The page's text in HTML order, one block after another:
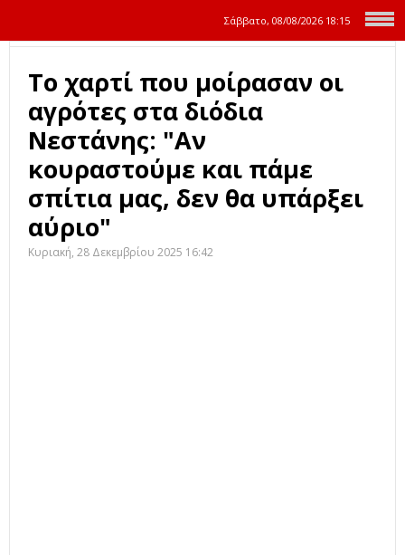
Σάββατο, 08/08/2026 18:15
Το χαρτί που μοίρασαν οι
αγρότες στα διόδια
Νεστάνης: "Αν
κουραστούμε και πάμε
σπίτια μας, δεν θα υπάρξει
αύριο"
Κυριακή, 28 Δεκεμβρίου 2025 16:42